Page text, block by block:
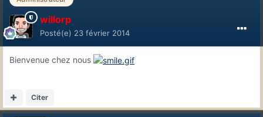
willorp
Posté(e) 23 février 2014
Bienvenue chez nous
Citer